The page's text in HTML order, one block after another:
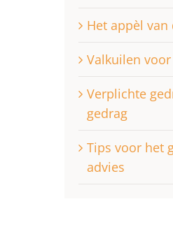
Het appèl van
Valkuilen
Verplichte
gedrag
Tips voor het
advies